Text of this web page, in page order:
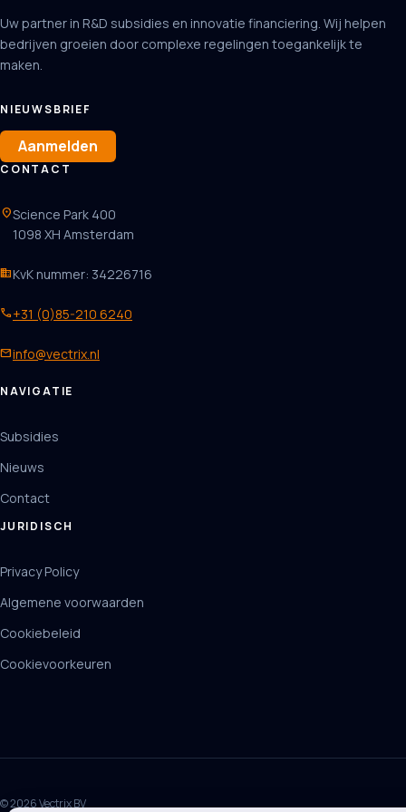
Uw partner in R&D subsidies en innovatie financiering. Wij helpen
bedrijven groeien door complexe regelingen toegankelijk te
maken.
NIEUWSBRIEF
Aanmelden
CONTACT
location_onScience Park 400
1098 XH Amsterdam
businessKvK nummer: 34226716
phone+31 (0)85-210 6240
mailinfo@vectrix.nl
NAVIGATIE
Subsidies
Nieuws
Contact
JURIDISCH
Privacy Policy
Algemene voorwaarden
Cookiebeleid
Cookievoorkeuren
© 2026 Vectrix BV